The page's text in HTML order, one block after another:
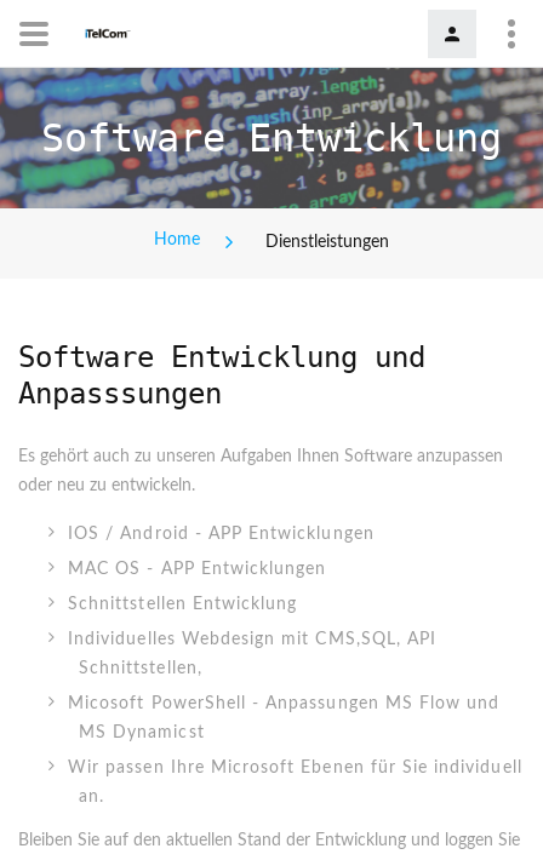
Software Entwicklung
Home Dienstleistungen
Software Entwicklung und
Anpasssungen
Es gehört auch zu unseren Aufgaben Ihnen Software anzupassen
oder neu zu entwickeln.
IOS / Android - APP Entwicklungen
MAC OS - APP Entwicklungen
Schnittstellen Entwicklung
Individuelles Webdesign mit CMS,SQL, API
Schnittstellen,
Micosoft PowerShell - Anpassungen MS Flow und
MS Dynamicst
Wir passen Ihre Microsoft Ebenen für Sie individuell
an.
Bleiben Sie auf den aktuellen Stand der Entwicklung und loggen Sie